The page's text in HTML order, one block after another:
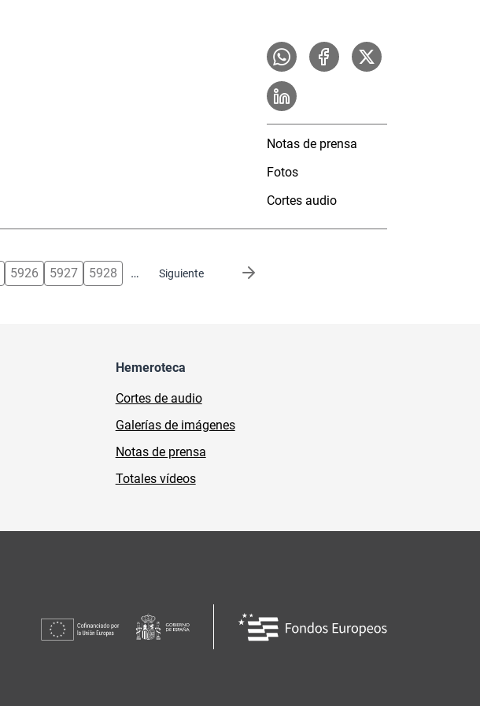
Notas de prensa
Fotos
Cortes audio
5926 5927 5928 … Siguiente
Siguiente página
Hemeroteca
Cortes de audio
Galerías de imágenes
Notas de prensa
Totales vídeos